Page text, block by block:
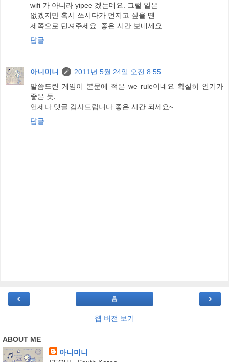
wifi 가 아니라 yipee 겠는데요. 그럴 일은
없겠지만 혹시 쓰시다가 던지고 싶을 땐
제쪽으로 던져주세요. 좋은 시간 보내세요.
답글
아니미니
2011년 5월 24일 오전 8:55
말씀드린 게임이 본문에 적은 we rule이네요 확실히 인기가
좋은 듯.
언제나 댓글 감사드립니다 좋은 시간 되세요~
답글
‹ ›
홈
웹 버전 보기
ABOUT ME
아니미니